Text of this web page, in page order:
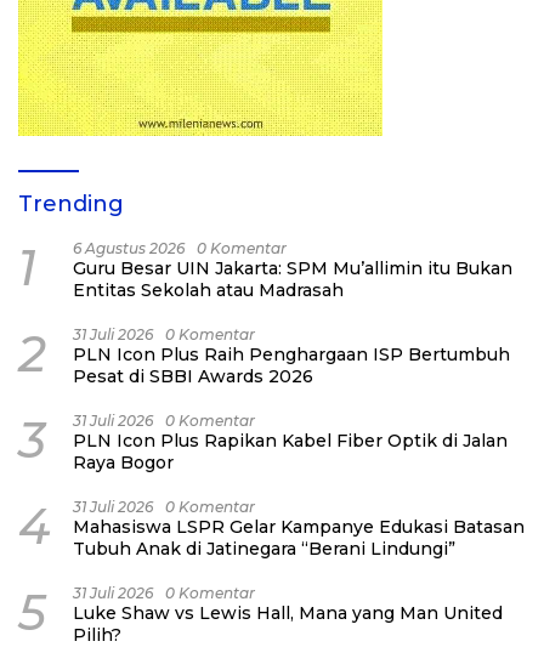
Trending
1 6 Agustus 2026 0 Komentar
Guru Besar UIN Jakarta: SPM Mu’allimin itu Bukan
Entitas Sekolah atau Madrasah
2 31 Juli 2026 0 Komentar
PLN Icon Plus Raih Penghargaan ISP Bertumbuh
Pesat di SBBI Awards 2026
3 31 Juli 2026 0 Komentar
PLN Icon Plus Rapikan Kabel Fiber Optik di Jalan
Raya Bogor
4 31 Juli 2026 0 Komentar
Mahasiswa LSPR Gelar Kampanye Edukasi Batasan
Tubuh Anak di Jatinegara “Berani Lindungi”
5 31 Juli 2026 0 Komentar
Luke Shaw vs Lewis Hall, Mana yang Man United
Pilih?